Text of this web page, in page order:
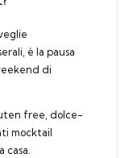
è la pausa
di
free, dolce-
mocktail